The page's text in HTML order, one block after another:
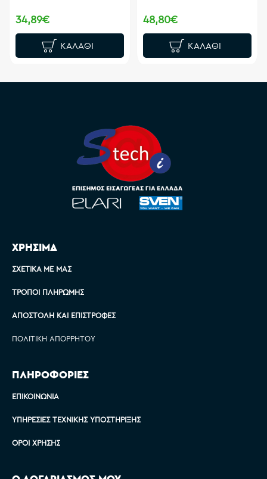
34,89€
ΚΑΛΆΘΙ
48,80€
ΚΑΛΆΘΙ
ΧΡΗΣΙΜΑ
ΣΧΕΤΙΚΆ ΜΕ ΜΑΣ
ΤΡΌΠΟΙ ΠΛΗΡΩΜΉΣ
ΑΠΟΣΤΟΛΉ ΚΑΙ ΕΠΙΣΤΡΟΦΈΣ
ΠΟΛΙΤΙΚΉ ΑΠΟΡΡΉΤΟΥ
ΠΛΗΡΟΦΟΡΙΕΣ
ΕΠΙΚΟΙΝΩΝΊΑ
ΥΠΗΡΕΣΊΕΣ ΤΕΧΝΙΚΉΣ ΥΠΟΣΤΉΡΙΞΗΣ
ΌΡΟΙ ΧΡΉΣΗΣ